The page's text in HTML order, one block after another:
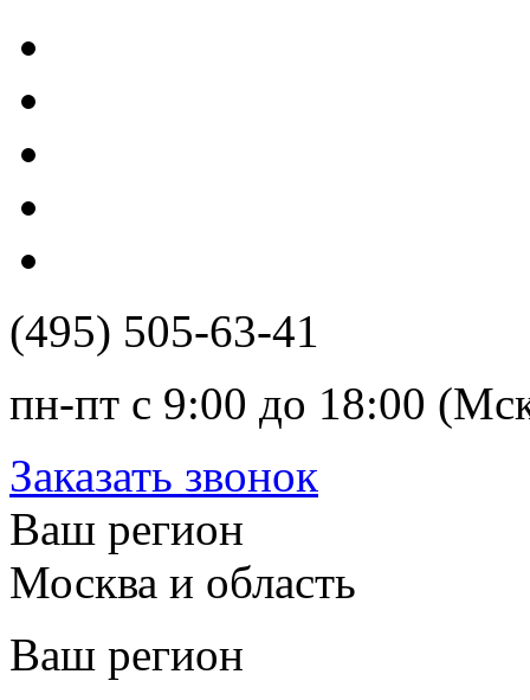
(495) 505-63-41
пн-пт с 9:00 до 18:00
Заказать звонок
Ваш регион
Москва и область
Ваш регион